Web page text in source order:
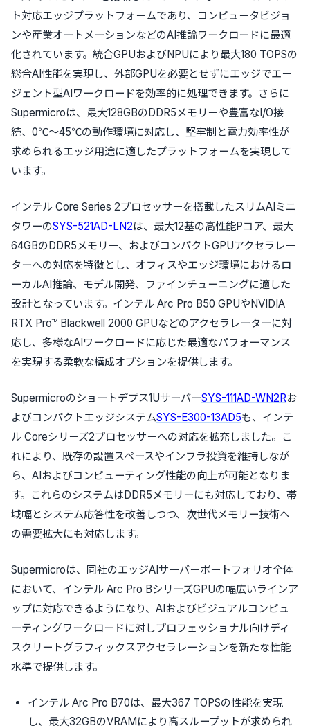
ト対応エッジプラットフォームであり、コンピュータビジョ
ンや産業オートメーションなどのAI推論ワークロードに最適
化されています。統合GPUおよびNPUにより最大180 TOPSの
総合AI性能を実現し、外部GPUを必要とせずにエッジでエー
ジェント型AIワークロードを効率的に処理できます。さらに
Supermicroは、最大128GBのDDR5メモリーや豊富なI/O接
続、0℃～45℃の動作環境に対応し、堅牢制と電力効率性が
求められるエッジ用途に適したプラットフォームを実現して
います。
インテル Core Series 2プロセッサーを搭載したスリムAIミニ
タワーのSYS-521AD-LN2は、最大12基の高性能Pコア、最大
64GBのDDR5メモリー、およびコンパクトGPUアクセラレー
ターへの対応を特徴とし、オフィスやエッジ環境におけるロ
ーカルAI推論、モデル開発、ファインチューニングに適した
設計となっています。インテル Arc Pro B50 GPUやNVIDIA
RTX Pro™ Blackwell 2000 GPUなどのアクセラレーターに対
応し、多様なAIワークロードに応じた最適なパフォーマンス
を実現する柔軟な構成オプションを提供します。
Supermicroのショートデプス1UサーバーSYS-111AD-WN2Rお
よびコンパクトエッジシステムSYS-E300-13AD5も、インテ
ル Coreシリーズ2プロセッサーへの対応を拡充しました。こ
れにより、既存の設置スペースやインフラ投資を維持しなが
ら、AIおよびコンピューティング性能の向上が可能となりま
す。これらのシステムはDDR5メモリーにも対応しており、帯
域幅とシステム応答性を改善しつつ、次世代メモリー技術へ
の需要拡大にも対応します。
Supermicroは、同社のエッジAIサーバーポートフォリオ全体
において、インテル Arc Pro BシリーズGPUの幅広いラインア
ップに対応できるようになり、AIおよびビジュアルコンピュ
ーティングワークロードに対しプロフェッショナル向けディ
スクリートグラフィックスアクセラレーションを新たな性能
水準で提供します。
インテル Arc Pro B70は、最大367 TOPSの性能を実現
し、最大32GBのVRAMにより高スループットが求められ